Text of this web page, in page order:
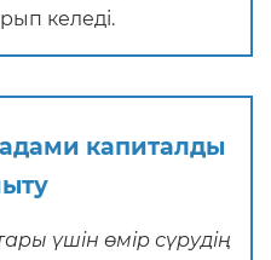
келеді.
капиталды
үшін өмір сүрудің